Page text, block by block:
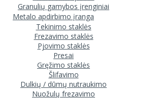
Granulių gamybos įrenginiai
Metalo apdirbimo įranga
Tekinimo staklės
Frezavimo staklės
Pjovimo staklės
Presai
Gręžimo staklės
Šlifavimo
Dulkių / dūmų nutraukimo
Nuožulų frezavimo